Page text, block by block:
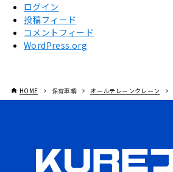
ログイン
投稿フィード
コメントフィード
WordPress.org
HOME 保有車輌 オールテレーンクレーン